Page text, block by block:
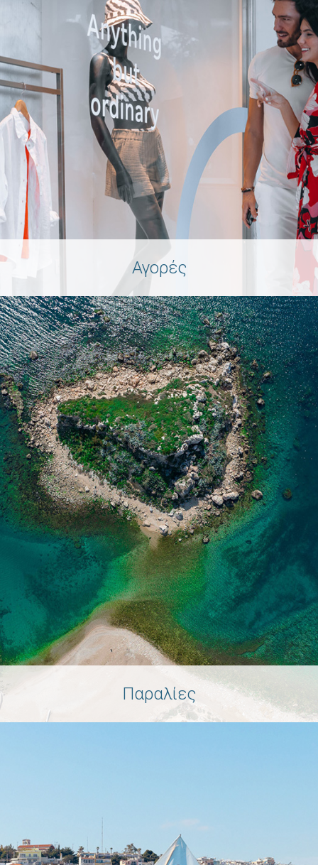
Αγορές
Παραλίες